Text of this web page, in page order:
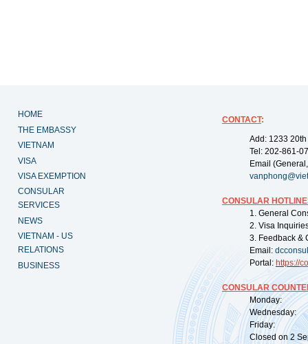
HOME
THE EMBASSY
VIETNAM
VISA
VISA EXEMPTION
CONSULAR
SERVICES
NEWS
VIETNAM - US
RELATIONS
BUSINESS
CONTACT:
Add: 1233
Tel: 202-861-
Email
CONSULAR
1. General
2. Visa
3. Feedback &
Email:
Portal: https://
CONSULAR
Monday:
Wednesday:
Friday:
Closed on 2